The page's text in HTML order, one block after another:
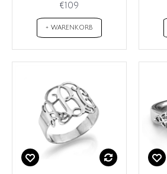
€109
+ WARENKORB